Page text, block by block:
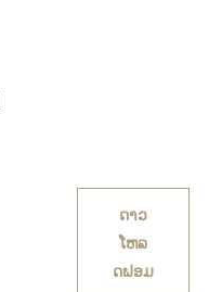
ດາວ
ໂຫລ
ດຟອມ